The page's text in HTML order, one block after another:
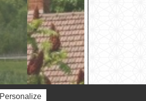
Personalize